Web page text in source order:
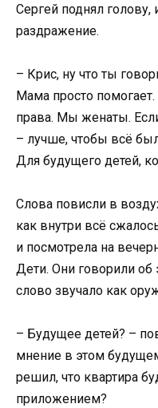
Сергей поднял голову,
раздражение.
– Крис, ну что ты
Мама просто
права. Мы женаты.
– лучше, чтобы всё
Для будущего детей,
Слова повисли в
как внутри всё
и посмотрела на
Дети. Они говорили об
слово звучало как
– Будущее детей? –
мнение в этом
решил, что квартира
приложением?